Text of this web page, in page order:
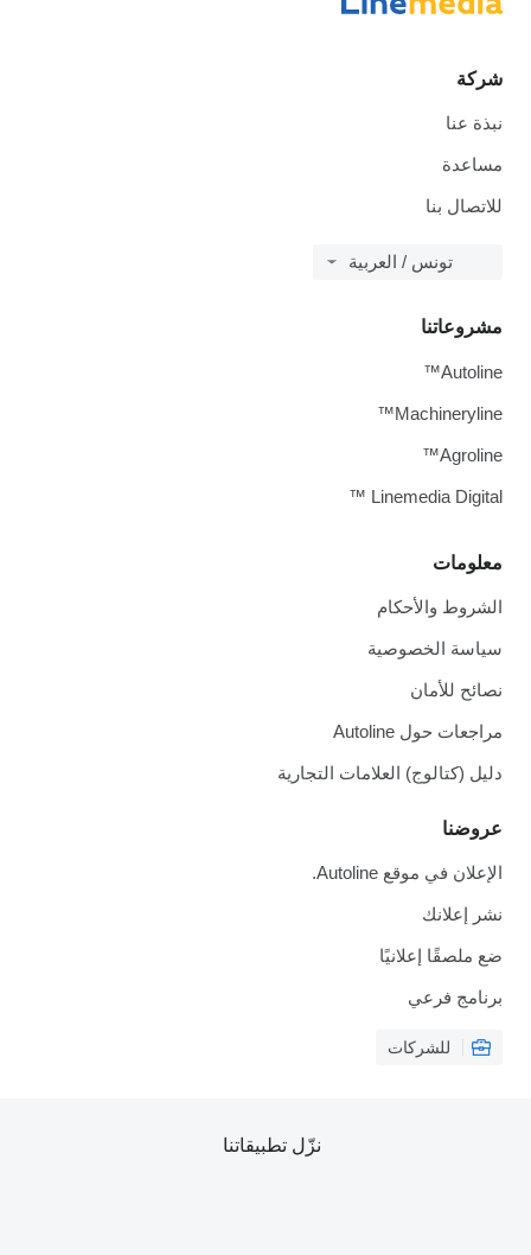
شركة
نبذة عنا
مساعدة
للاتصال بنا
تونس / العربية
معلومات
الشروط والأحكام
سياسة الخصوصية
نصائح للأمان
مراجعات حول Autoline
دليل (كتالوج) العلامات التجارية
عروضنا
الإعلان في موقع Autoline.
نشر إعلانك
ضع ملصقًا إعلانيًا
برنامج فرعي
للشركات
مشروعاتنا
Autoline™
Machineryline™
Agroline™
Linemedia Digital ™
نزّل تطبيقاتنا